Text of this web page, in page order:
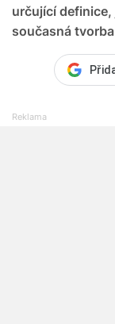
určující definice,
současná